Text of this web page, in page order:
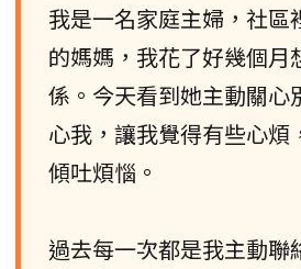
我是一名家庭主婦，社區
的媽媽，我花了好幾個月
係。今天看到她主動關心
心我，讓我覺得有些心煩
傾吐煩惱。
過去每一次都是我主動聯